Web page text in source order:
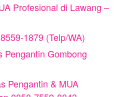
Profesional di Lawang –
1879 (Telp/WA)
Pengantin Gombong
Pengantin & MUA